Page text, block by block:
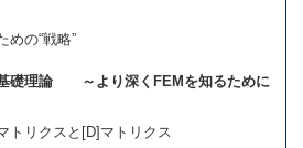
の“戦略”
基礎理論 ～より深くFEMを知るために
リクスと[D]マトリクス